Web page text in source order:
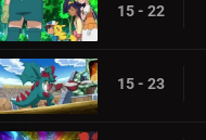
15 - 22
15 - 23